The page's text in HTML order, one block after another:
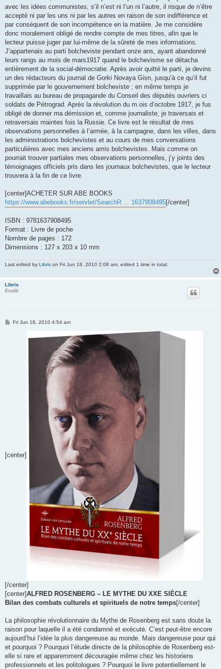
avec les idées communistes; s’il n’est ni l’un ni l’autre, il risque de n’être
accepté ni par les uns ni par les autres en raison de son indifférence et
par conséquent de son incompétence en la matière. Je me considère
donc moralement obligé de rendre compte de mes titres, afin que le
lecteur puisse juger par lui-même de la sûreté de mes informations.
J’appartenais au parti bolcheviste pendant onze ans, ayant abandonné
leurs rangs au mois de mars1917 quand le bolchevisme se détacha
entièrement de la social-démocratie. Après avoir quitté le parti, je devins
un des rédacteurs du journal de Gorki Novaya Gisn, jusqu’à ce qu’il fut
supprimée par le gouvernement bolcheviste ; en même temps je
travaillais au bureau de propagande du Conseil des députés ouvriers ci
soldats de Pétrograd. Après la révolution du m.ois d’octobre 1917, je fus
obligé de donner ma démission et, comme journaliste, je traversais et
retraversais maintes fois la Russie. Ce livre est le résultat de mes
observations personnelles à l’armée, à la campagne, dans les villes, dans
les administrations bolchevistes et au cours de mes conversations
particulières avec mes anciens amis bolchevistes. Mais comme on
pourrait trouver partiales mes observations personnelles, j’y joints des
témoignages officiels pris dans les journaux bolchevistes, que le lecteur
trouvera à la fin de ce livre.
[center]ACHETER SUR ABE BOOKS
https://www.abebooks.fr/servlet/SearchR ... 1637908495[/center]
ISBN : 9781637908495
Format : Livre de poche
Nombre de pages : 172
Dimensions : 127 x 203 x 10 mm
Last edited by Libris on Fri Jun 18, 2010 2:08 am, edited 1 time in total.
Libris
Erudit
PFri Jun 18, 2010 4:54 am
[center]
[/center]
[center]ALFRED ROSENBERG – LE MYTHE DU XXE SIÈCLE
Bilan des combats culturels et spirituels de notre temps[/center]
La philosophie révolutionnaire du Mythe de Rosenberg est sans doute la
raison pour laquelle il a été condamné et exécuté. C’est peut-être encore
aujourd’hui l’idée la plus dangereuse au monde. Mais dangereuse pour qui
et pourquoi ? Pourquoi l’étude directe de la philosophie de Rosenberg est-
elle si rare et apparemment découragée même chez les historiens
professionnels et les politologues ? Pourquoi le livre potentiellement le